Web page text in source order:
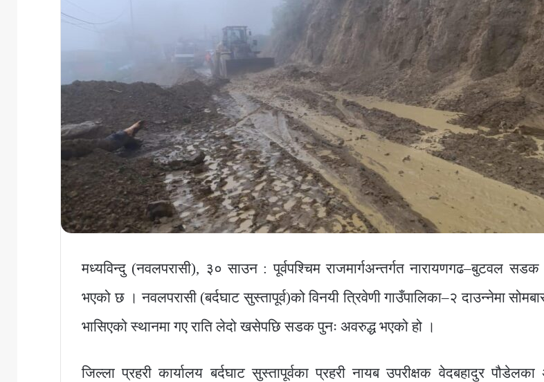
मध्यविन्दु (नवलपरासी), ३० साउन : पूर्वपश्चिम राजमार्गअन्तर्गत नारायणगढ–बुटवल
भएको छ । नवलपरासी (बर्दघाट सुस्तापूर्व)को विनयी त्रिवेणी गाउँपालिका–२ दाउन्नेमा
भासिएको स्थानमा गए राति लेदो खसेपछि सडक पुनः अवरुद्ध भएको हो ।
जिल्ला प्रहरी कार्यालय बर्दघाट सुस्तापूर्वका प्रहरी नायब उपरीक्षक वेदबहादुर